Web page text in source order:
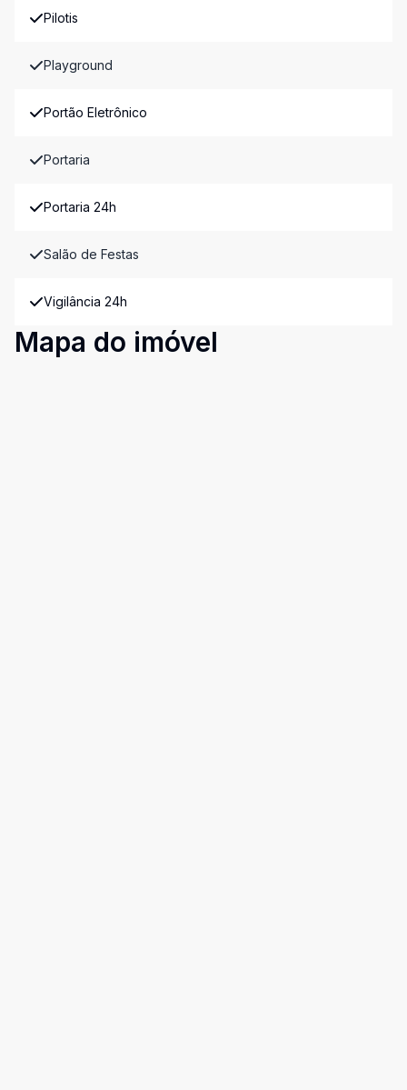
Pilotis
Playground
Portão Eletrônico
Portaria
Portaria 24h
Salão de Festas
Vigilância 24h
Mapa do imóvel